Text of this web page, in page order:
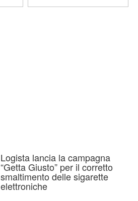
Logista lancia la campagna
“Getta Giusto” per il corretto
smaltimento delle sigarette
elettroniche